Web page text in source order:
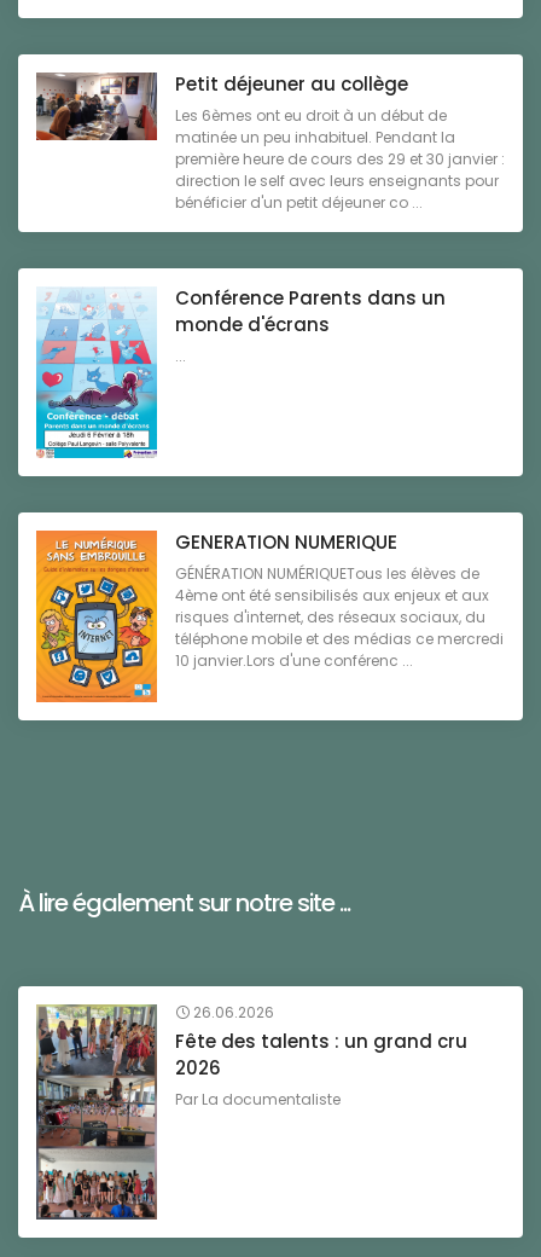
Petit déjeuner au collège
Les 6èmes ont eu droit à un début de
matinée un peu inhabituel. Pendant la
première heure de cours des 29 et 30 janvier :
direction le self avec leurs enseignants pour
bénéficier d'un petit déjeuner co ...
Conférence Parents dans un
monde d'écrans
...
GENERATION NUMERIQUE
GÉNÉRATION NUMÉRIQUETous les élèves de
4ème ont été sensibilisés aux enjeux et aux
risques d'internet, des réseaux sociaux, du
téléphone mobile et des médias ce mercredi
10 janvier.Lors d'une conférenc ...
À lire également sur notre site ...
26.06.2026
Fête des talents : un grand cru
2026
Par La documentaliste